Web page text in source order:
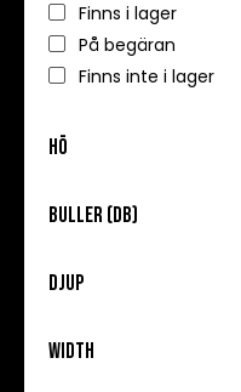
Finns i lager
På begäran
Finns inte i lager
Hö
Buller (db)
Djup
Width